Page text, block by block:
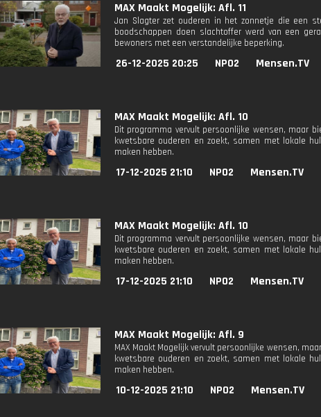
MAX Maakt Mogelijk: Afl. 11
Jan Slagter zet ouderen in het zonnetje die een
boodschappen doen slachtoffer werd van een
bewoners met een verstandelijke beperking.
26-12-2025 20:25 NPO2 Mensen.TV
MAX Maakt Mogelijk: Afl. 10
Dit programma vervult persoonlijke wensen, maar
kwetsbare ouderen en zoekt, samen met lokale
maken hebben.
17-12-2025 21:10 NPO2 Mensen.TV
MAX Maakt Mogelijk: Afl. 10
Dit programma vervult persoonlijke wensen, maar
kwetsbare ouderen en zoekt, samen met lokale
maken hebben.
17-12-2025 21:10 NPO2 Mensen.TV
MAX Maakt Mogelijk: Afl. 9
MAX Maakt Mogelijk vervult persoonlijke wensen,
kwetsbare ouderen en zoekt, samen met lokale
maken hebben.
10-12-2025 21:10 NPO2 Mensen.TV